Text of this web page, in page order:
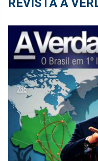
REVISTA A